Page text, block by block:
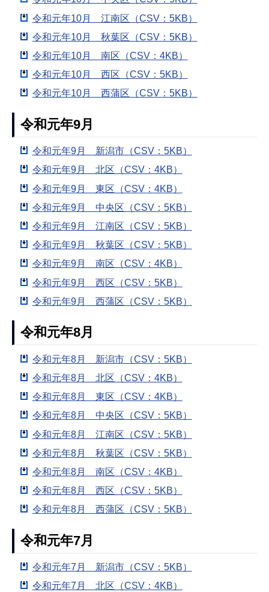
令和元年10月 江南区（CSV：5KB）
令和元年10月 秋葉区（CSV：5KB）
令和元年10月 南区（CSV：4KB）
令和元年10月 西区（CSV：5KB）
令和元年10月 西蒲区（CSV：5KB）
令和元年9月
令和元年9月 新潟市（CSV：5KB）
令和元年9月 北区（CSV：4KB）
令和元年9月 東区（CSV：4KB）
令和元年9月 中央区（CSV：5KB）
令和元年9月 江南区（CSV：5KB）
令和元年9月 秋葉区（CSV：5KB）
令和元年9月 南区（CSV：4KB）
令和元年9月 西区（CSV：5KB）
令和元年9月 西蒲区（CSV：5KB）
令和元年8月
令和元年8月 新潟市（CSV：5KB）
令和元年8月 北区（CSV：4KB）
令和元年8月 東区（CSV：4KB）
令和元年8月 中央区（CSV：5KB）
令和元年8月 江南区（CSV：5KB）
令和元年8月 秋葉区（CSV：5KB）
令和元年8月 南区（CSV：4KB）
令和元年8月 西区（CSV：5KB）
令和元年8月 西蒲区（CSV：5KB）
令和元年7月
令和元年7月 新潟市（CSV：5KB）
令和元年7月 北区（CSV：4KB）